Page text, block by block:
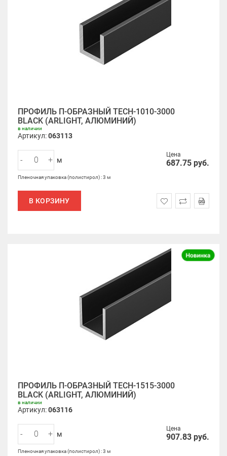
ПРОФИЛЬ П-ОБРАЗНЫЙ TECH-1010-3000
BLACK (ARLIGHT, АЛЮМИНИЙ)
в наличии
Артикул:063113
Цена
687.75 руб.
- + м
Пленочная упаковка (полистирол) : 3 м
В КОРЗИНУ
ПРОФИЛЬ П-ОБРАЗНЫЙ TECH-1515-3000
BLACK (ARLIGHT, АЛЮМИНИЙ)
в наличии
Артикул:063116
Цена
907.83 руб.
- + м
Пленочная упаковка (полистирол) : 3 м